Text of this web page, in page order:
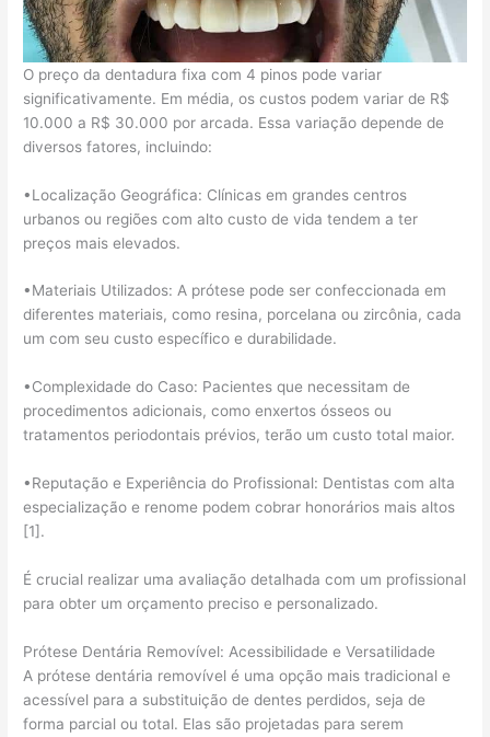
O preço da dentadura fixa com 4 pinos pode variar
significativamente. Em média, os custos podem variar de R$
10.000 a R$ 30.000 por arcada. Essa variação depende de
diversos fatores, incluindo:
•Localização Geográfica: Clínicas em grandes centros
urbanos ou regiões com alto custo de vida tendem a ter
preços mais elevados.
•Materiais Utilizados: A prótese pode ser confeccionada em
diferentes materiais, como resina, porcelana ou zircônia, cada
um com seu custo específico e durabilidade.
•Complexidade do Caso: Pacientes que necessitam de
procedimentos adicionais, como enxertos ósseos ou
tratamentos periodontais prévios, terão um custo total maior.
•Reputação e Experiência do Profissional: Dentistas com alta
especialização e renome podem cobrar honorários mais altos
[1].
É crucial realizar uma avaliação detalhada com um profissional
para obter um orçamento preciso e personalizado.
Prótese Dentária Removível: Acessibilidade e Versatilidade
A prótese dentária removível é uma opção mais tradicional e
acessível para a substituição de dentes perdidos, seja de
forma parcial ou total. Elas são projetadas para serem